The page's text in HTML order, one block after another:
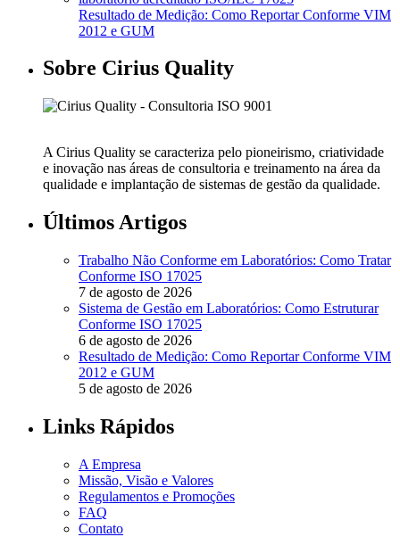
Resultado de Medição: Como Reportar Conforme VIM
2012 e GUM
Sobre Cirius Quality
A Cirius Quality se caracteriza pelo pioneirismo, criatividade
e inovação nas áreas de consultoria e treinamento na área da
qualidade e implantação de sistemas de gestão da qualidade.
Últimos Artigos
Trabalho Não Conforme em Laboratórios: Como Tratar
Conforme ISO 17025
7 de agosto de 2026
Sistema de Gestão em Laboratórios: Como Estruturar
Conforme ISO 17025
6 de agosto de 2026
Resultado de Medição: Como Reportar Conforme VIM
2012 e GUM
5 de agosto de 2026
Links Rápidos
A Empresa
Missão, Visão e Valores
Regulamentos e Promoções
FAQ
Contato